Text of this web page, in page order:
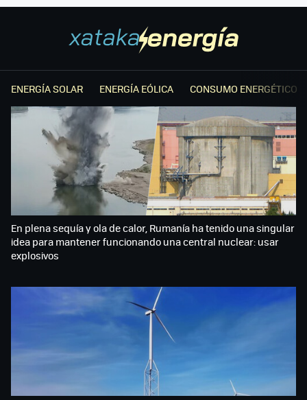
ENERGÍA SOLAR ENERGÍA EÓLICA CONSUMO ENERGÉTICO
En plena sequía y ola de calor, Rumanía ha tenido una singular
idea para mantener funcionando una central nuclear: usar
explosivos